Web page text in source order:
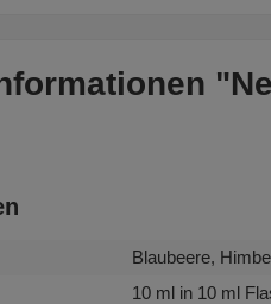
Blaubeere,
10 ml in 10 ml